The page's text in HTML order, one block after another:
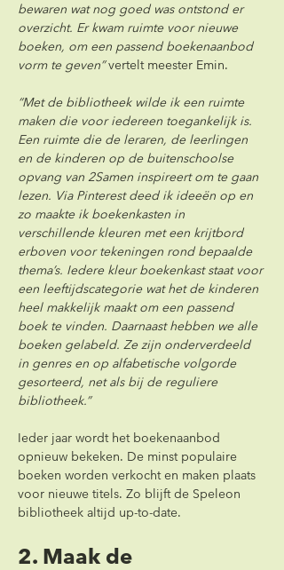
bewaren wat nog goed was ontstond er
overzicht. Er kwam ruimte voor nieuwe
boeken, om een passend boekenaanbod
vorm te geven” vertelt meester Emin.
“Met de bibliotheek wilde ik een ruimte
maken die voor iedereen toegankelijk is.
Een ruimte die de leraren, de leerlingen
en de kinderen op de buitenschoolse
opvang van 2Samen inspireert om te gaan
lezen. Via Pinterest deed ik ideeën op en
zo maakte ik boekenkasten in
verschillende kleuren met een krijtbord
erboven voor tekeningen rond bepaalde
thema’s. Iedere kleur boekenkast staat voor
een leeftijdscategorie wat het de kinderen
heel makkelijk maakt om een passend
boek te vinden. Daarnaast hebben we alle
boeken gelabeld. Ze zijn onderverdeeld
in genres en op alfabetische volgorde
gesorteerd, net als bij de reguliere
bibliotheek.”
Ieder jaar wordt het boekenaanbod
opnieuw bekeken. De minst populaire
boeken worden verkocht en maken plaats
voor nieuwe titels. Zo blijft de Speleon
bibliotheek altijd up-to-date.
2. Maak de